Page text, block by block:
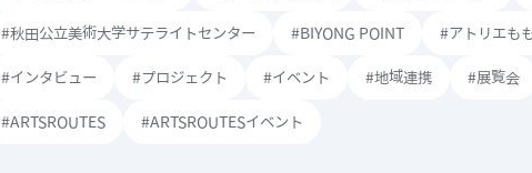
#秋田公立美術大学サテライトセンター #BIYONG POINT #アトリエも
#インタビュー #プロジェクト #イベント #地域連携 #展覧会
#ARTSROUTES #ARTSROUTESイベント